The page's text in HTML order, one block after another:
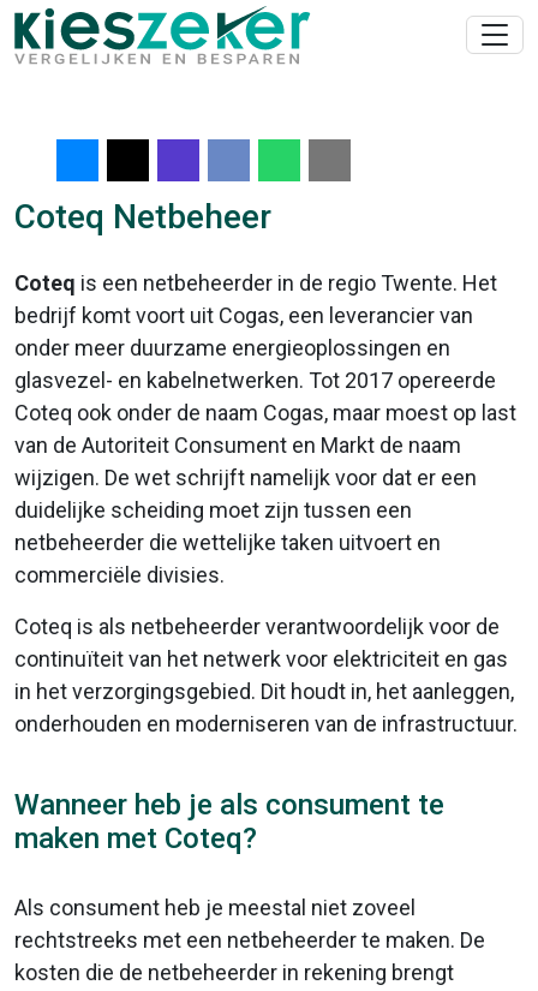
Coteq Netbeheer
Coteq is een netbeheerder in de regio Twente. Het
bedrijf komt voort uit Cogas, een leverancier van
onder meer duurzame energieoplossingen en
glasvezel- en kabelnetwerken. Tot 2017 opereerde
Coteq ook onder de naam Cogas, maar moest op last
van de Autoriteit Consument en Markt de naam
wijzigen. De wet schrijft namelijk voor dat er een
duidelijke scheiding moet zijn tussen een
netbeheerder die wettelijke taken uitvoert en
commerciële divisies.
Coteq is als netbeheerder verantwoordelijk voor de
continuïteit van het netwerk voor elektriciteit en gas
in het verzorgingsgebied. Dit houdt in, het aanleggen,
onderhouden en moderniseren van de infrastructuur.
Wanneer heb je als consument te
maken met Coteq?
Als consument heb je meestal niet zoveel
rechtstreeks met een netbeheerder te maken. De
kosten die de netbeheerder in rekening brengt